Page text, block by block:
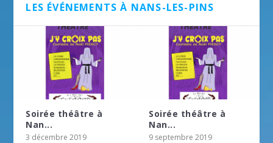
LES ÉVÉNEMENTS À NANS-LES-PINS
Soirée théâtre à
Nan...
3 décembre 2019
Soirée théâtre à
Nan...
9 septembre 2019